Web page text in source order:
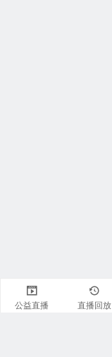
公益直播 直播回放